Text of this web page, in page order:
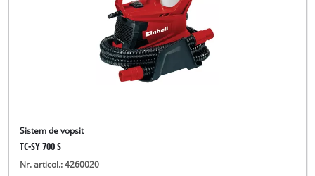
Sistem de vopsit
TC-SY 700 S
Nr. articol.: 4260020